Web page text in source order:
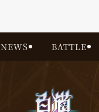
NEWS BATTLE